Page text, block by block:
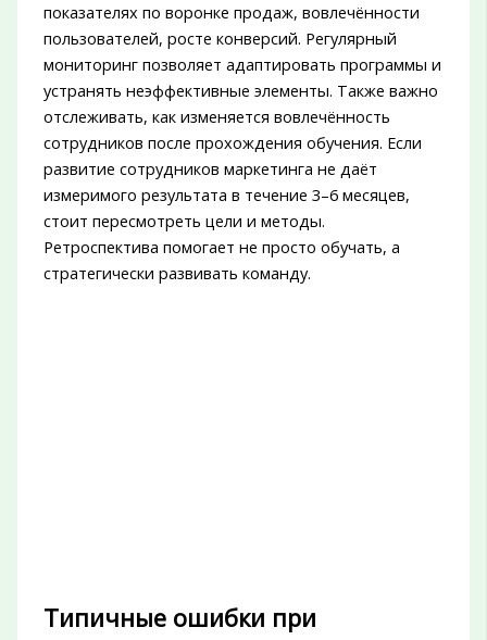
показателях по воронке продаж, вовлечённости
пользователей, росте конверсий. Регулярный
мониторинг позволяет адаптировать программы и
устранять неэффективные элементы. Также важно
отслеживать, как изменяется вовлечённость
сотрудников после прохождения обучения. Если
развитие сотрудников маркетинга не даёт
измеримого результата в течение 3–6 месяцев,
стоит пересмотреть цели и методы.
Ретроспектива помогает не просто обучать, а
стратегически развивать команду.
Типичные ошибки при